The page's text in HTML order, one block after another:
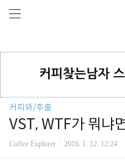
커피와/추출
VST, WTF가 뭐냐
Coffee Explorer 2016. 1. 12. 12:24